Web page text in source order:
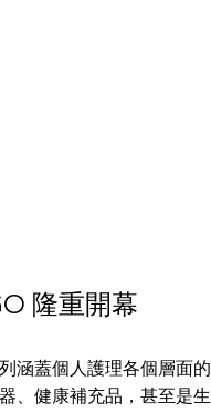
隆重開幕
涵蓋個人護理各個層面的
、健康補充品，甚至是生